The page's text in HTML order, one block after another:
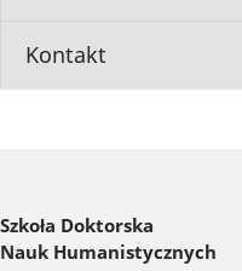
Kontakt
Szkoła Doktorska
Nauk Humanistycznych